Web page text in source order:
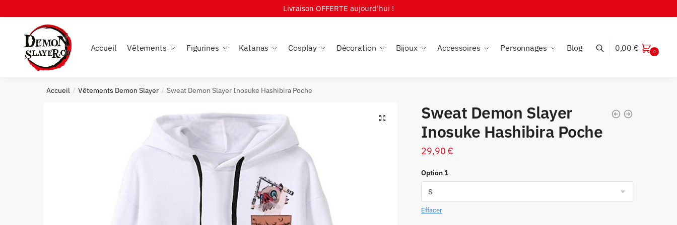
to
navigation
to
Livraison OFFERTE aujourd'hui !
Accueil Vêtements Figurines Katanas Cosplay Décoration Bijoux Accessoires Personnages Blog 0,00 € 0
Accueil / Vêtements Demon Slayer / Sweat Demon Slayer Inosuke Hashibira Poche
🔍
Sweat Demon Slayer
Inosuke Hashibira Poche
29,90 €
Option 1
Effacer